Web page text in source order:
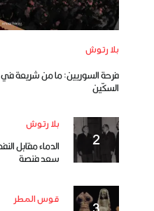
بلا رتوش
فرحة السوريين: ما من شريعة في
السكّين
بلا رتوش
الدماء مقابل
سعد فنصة
قوس المطر